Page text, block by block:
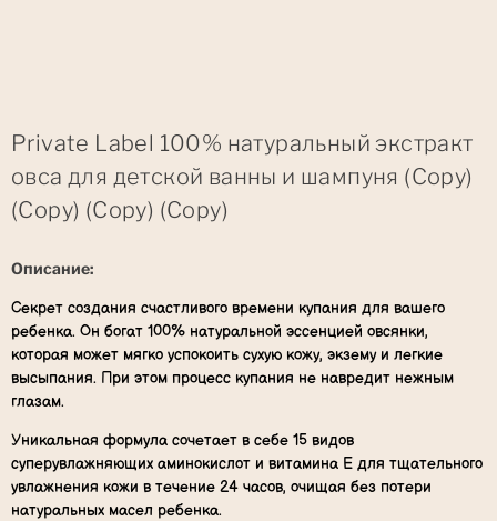
Private Label 100% натуральный экстракт
овса для детской ванны и шампуня (Copy)
(Copy) (Copy) (Copy)
Описание:
Секрет создания счастливого времени купания для вашего
ребенка. Он богат 100% натуральной эссенцией овсянки,
которая может мягко успокоить сухую кожу, экзему и легкие
высыпания. При этом процесс купания не навредит нежным
глазам.
Уникальная формула сочетает в себе 15 видов
суперувлажняющих аминокислот и витамина Е для тщательного
увлажнения кожи в течение 24 часов, очищая без потери
натуральных масел ребенка.